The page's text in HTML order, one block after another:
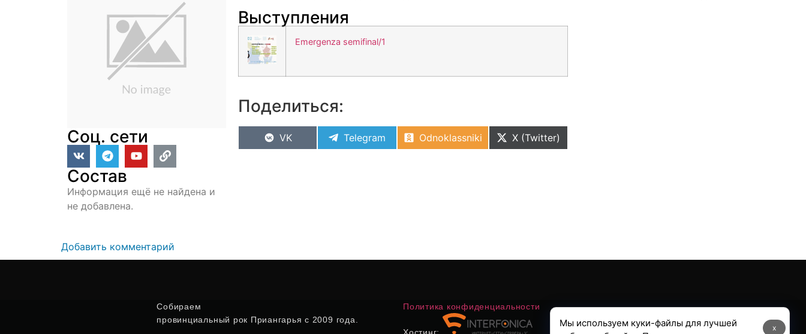
Соц. сети
Состав
Информация ещё не найдена и
не добавлена.
Выступления
Emergenza semifinal/1
Поделиться:
VK Telegram Odnoklassniki X (Twitter)
Добавить комментарий
Собираем
провинциальный рок Приангарья с 2009 года.
Политика конфиденциальности
x
Мы используем куки-файлы для лучшей